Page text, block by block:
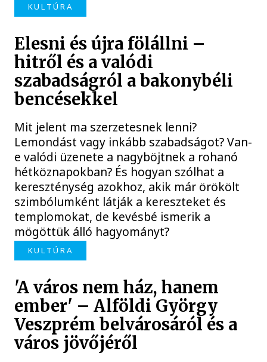
KULTÚRA
Elesni és újra fölállni –
hitről és a valódi
szabadságról a bakonybéli
bencésekkel
Mit jelent ma szerzetesnek lenni?
Lemondást vagy inkább szabadságot? Van-
e valódi üzenete a nagyböjtnek a rohanó
hétköznapokban? És hogyan szólhat a
kereszténység azokhoz, akik már örökölt
szimbólumként látják a kereszteket és
templomokat, de kevésbé ismerik a
mögöttük álló hagyományt?
KULTÚRA
'A város nem ház, hanem
ember' – Alföldi György
Veszprém belvárosáról és a
város jövőjéről